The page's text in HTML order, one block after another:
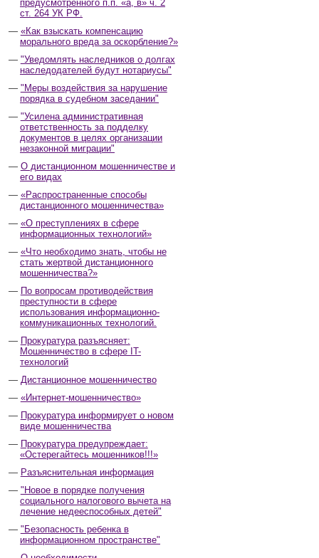
предусмотренного п.п. «а, в» ч. 2
ст. 264 УК РФ.
«Как взыскать компенсацию
морального вреда за оскорбление?»
"Уведомлять наследников о долгах
наследодателей будут нотариусы"
"Меры воздействия за нарушение
порядка в судебном заседании"
"Усилена административная
ответственность за подделку
документов в целях организации
незаконной миграции"
О дистанционном мошенничестве и
его видах
«Распространенные способы
дистанционного мошенничества»
«О преступлениях в сфере
информационных технологий»
«Что необходимо знать, чтобы не
стать жертвой дистанционного
мошенничества?»
По вопросам противодействия
преступности в сфере
использования информационно-
коммуникационных технологий.
Прокуратура разъясняет:
Мошенничество в сфере IT-
технологий
Дистанционное мошенничество
«Интернет-мошенничество»
Прокуратура информирует о новом
виде мошенничества
Прокуратура предупреждает:
«Остерегайтесь мошенников!!!»
Разъяснительная информация
"Новое в порядке получения
социального налогового вычета на
лечение недееспособных детей"
"Безопасность ребенка в
информационном пространстве"